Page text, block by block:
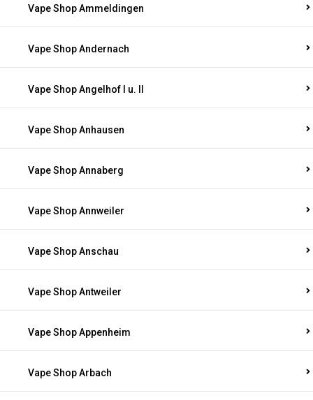
Vape Shop Ammeldingen
Vape Shop Andernach
Vape Shop Angelhof I u. II
Vape Shop Anhausen
Vape Shop Annaberg
Vape Shop Annweiler
Vape Shop Anschau
Vape Shop Antweiler
Vape Shop Appenheim
Vape Shop Arbach